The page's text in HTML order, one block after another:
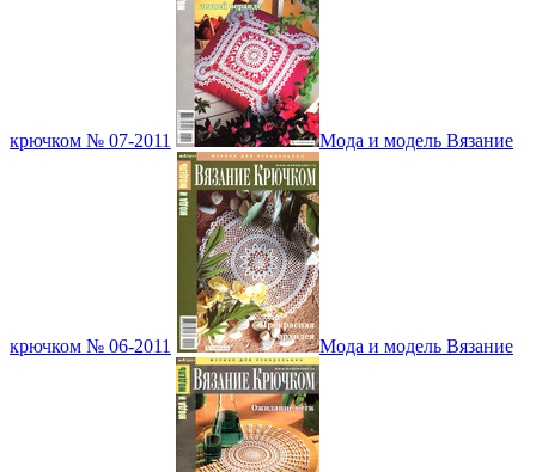
крючком № 07-2011 Мода и модель Вязание
крючком № 06-2011 Мода и модель Вязание